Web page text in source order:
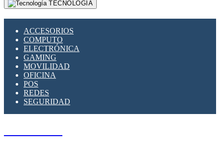
MONTAJE PANEL SOLAR
SUPRESOR DE TRANSIENTES SPDS PARA
APLICACIONES FOTOVOLTAICAS
TECNOLOGÍA
ACCESORIOS
COMPUTO
ELECTRÓNICA
GAMING
MOVILIDAD
OFICINA
POS
REDES
SEGURIDAD